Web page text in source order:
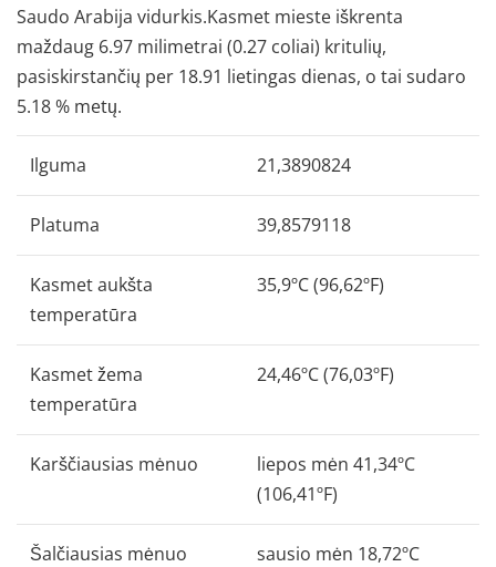
Saudo Arabija vidurkis.Kasmet mieste iškrenta
maždaug 6.97 milimetrai (0.27 coliai) kritulių,
pasiskirstančių per 18.91 lietingas dienas, o tai sudaro
5.18 % metų.
Ilguma 21,3890824
Platuma 39,8579118
Kasmet aukšta
temperatūra
35,9ºC (96,62ºF)
Kasmet žema
temperatūra
24,46ºC (76,03ºF)
Karščiausias mėnuo
liepos mėn 41,34ºC
(106,41ºF)
Šalčiausias mėnuo
sausio mėn 18,72ºC